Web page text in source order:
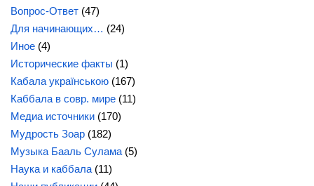
Вопрос-Ответ (47)
Для начинающих… (24)
Иное (4)
Исторические факты (1)
Кабала українською (167)
Каббала в совр. мире (11)
Медиа источники (170)
Мудрость Зоар (182)
Музыка Бааль Сулама (5)
Наука и каббала (11)